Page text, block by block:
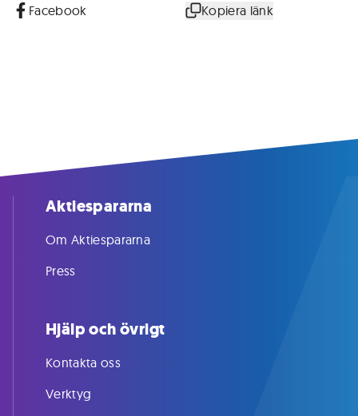
Facebook Kopiera länk
Aktiespararna
Om Aktiespararna
Press
Hjälp och övrigt
Kontakta oss
Verktyg